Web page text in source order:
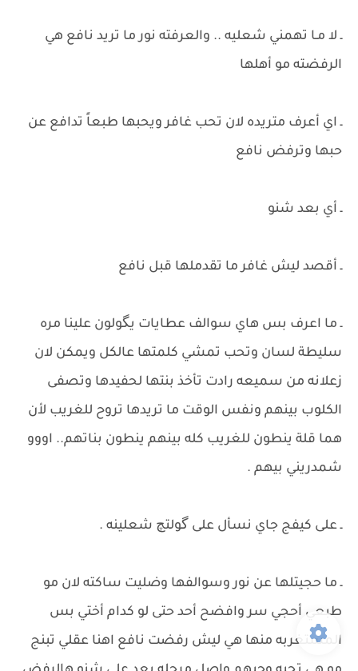
ـ لا مـا تهمني شعليه .. والعرفته نور ما تريد نافع هي
الرفضته مو أهلها
ـ اي أعرف متريده لان تحب غافر ويحبها طبعاً تدافع عن
حبها وترفض نافع
ـ أي بعد شنو
ـ أقصد ليش غافر ما تقدملها قبل نافع
ـ ما اعرف بس هاي سوالف عطايات يگولون علينا مره
سليطة لسان وتحب تمشي كلمتها عالكل ويمكن لان
زعلانه من سميعه رادت تأخذ بنتها لحفيدها وتصفى
الكلوب بينهم ونفس الوقت ما تريدها تروح للغريب لأن
هما قلة ينطون للغريب كله بينهم ينطون بناتهم.. اووو
شمدريني بيهم .
ـ على كيفج جاي نسأل على گولتچ شعلينه .
ـ ما حجيتلها عن نور وسوالفها وضليت ساكته لان مو
طبعي أحجي سر وافضح أحد حتى لو كدام أختي بس
المستغربه منها هي ليش رفضت نافع اهنا عقلي تبنج